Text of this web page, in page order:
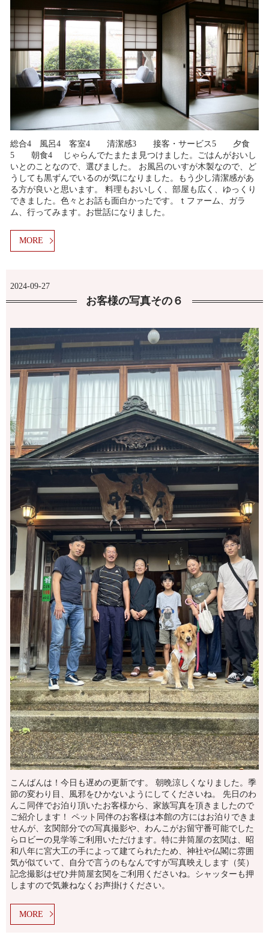
総合4 風呂4 客室4 清潔感3 接客・サービス5 夕食
5 朝食4 じゃらんでたまたま見つけました。ごはんがおいし
いとのことなので、選びました。 お風呂のいすが木製なので、ど
うしても黒ずんでいるのが気になりました。もう少し清潔感があ
る方が良いと思います。 料理もおいしく、部屋も広く、ゆっくり
できました。色々とお話も面白かったです。ｔファーム、ガラ
ム、行ってみます。お世話になりました。
MORE
2024-09-27
お客様の写真その６
こんばんは！今日も遅めの更新です。 朝晩涼しくなりました。季
節の変わり目、風邪をひかないようにしてくださいね。 先日のわ
んこ同伴でお泊り頂いたお客様から、家族写真を頂きましたので
ご紹介します！ ペット同伴のお客様は本館の方にはお泊りできま
せんが、玄関部分での写真撮影や、わんこがお留守番可能でした
らロビーの見学等ご利用いただけます。特に井筒屋の玄関は、昭
和八年に宮大工の手によって建てられたため、神社や仏閣に雰囲
気が似ていて、自分で言うのもなんですが写真映えします（笑）
記念撮影はぜひ井筒屋玄関をご利用くださいね。シャッターも押
しますので気兼ねなくお声掛けください。
MORE